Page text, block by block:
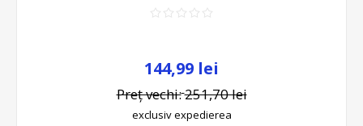
144,99 lei
Preț vechi:251,70 lei
exclusivexpedierea